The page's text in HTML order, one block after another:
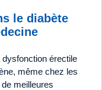
le diabète
érectile
même chez les
meilleures